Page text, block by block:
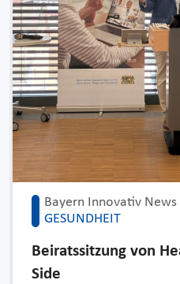
Bayern Innovativ News
GESUNDHEIT
Beiratssitzung von
Side